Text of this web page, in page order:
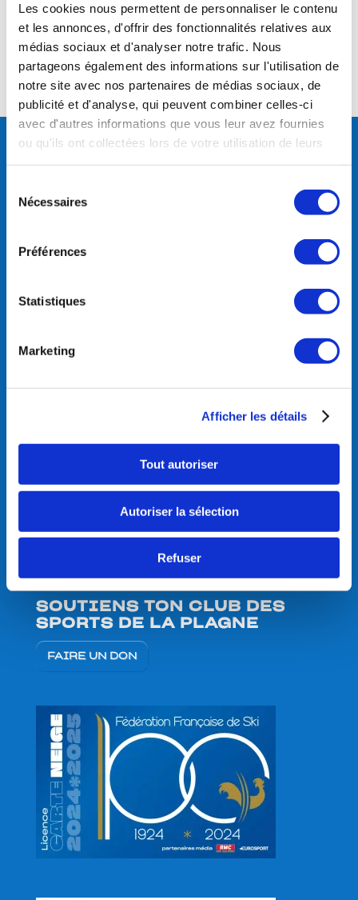
Les cookies nous permettent de personnaliser le contenu
et les annonces, d'offrir des fonctionnalités relatives aux
médias sociaux et d'analyser notre trafic. Nous
partageons également des informations sur l'utilisation de
notre site avec nos partenaires de médias sociaux, de
publicité et d'analyse, qui peuvent combiner celles-ci
avec d'autres informations que vous leur avez fournies
ou qu'ils ont collectées lors de votre utilisation de leurs
Nécessaires
Préférences
Statistiques
Marketing
Afficher les détails
Tout autoriser
Autoriser la sélection
Refuser
Immeuble Everest,
Tél.:04 79090179
Suivez-nous
LUNDI – MARDI – JEUDI – VENDREDI:
Bureau fermé du 01 mai au 30
mardis, jeudis et vendredis 9h00-
12h00 et 14h00-17h00
SOUTIENS TON CLUB DES
SPORTS DE LA PLAGNE
FAIRE UN DON